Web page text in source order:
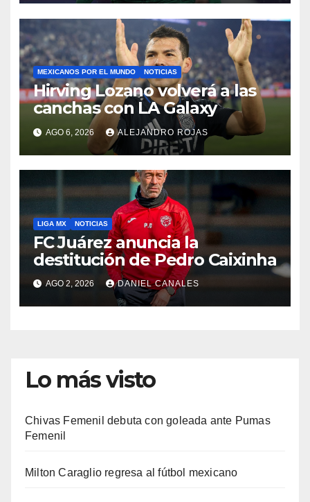
MEXICANOS POR EL MUNDO NOTICIAS
Hirving Lozano volverá a las
canchas con LA Galaxy
AGO 6, 2026 ALEJANDRO ROJAS
LIGA MX NOTICIAS
FC Juárez anuncia la
destitución de Pedro Caixinha
AGO 2, 2026 DANIEL CANALES
Lo más visto
Chivas Femenil debuta con goleada ante Pumas
Femenil
Milton Caraglio regresa al fútbol mexicano